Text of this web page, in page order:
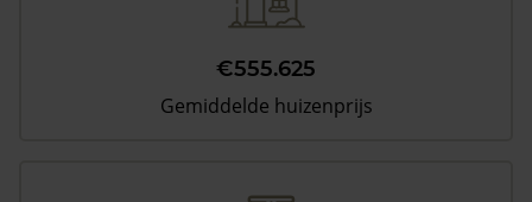
€555.625
Gemiddelde huizenprijs